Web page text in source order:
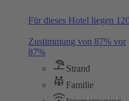
Für dieses Hotel liegen
Zustimmung von 87% vor
87%
Strand
Familie